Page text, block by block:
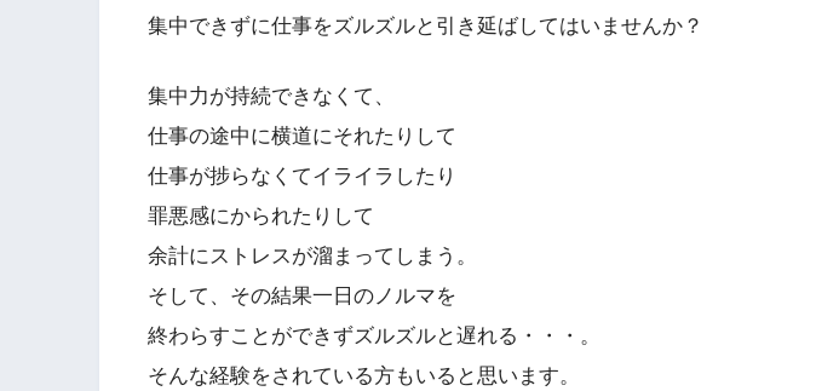
集中できずに仕事をズルズルと引き延ばしてはいませんか？
集中力が持続できなくて、
仕事の途中に横道にそれたりして
仕事が捗らなくてイライラしたり
罪悪感にかられたりして
余計にストレスが溜まってしまう。
そして、その結果一日のノルマを
終わらすことができずズルズルと遅れる・・・。
そんな経験をされている方もいると思います。